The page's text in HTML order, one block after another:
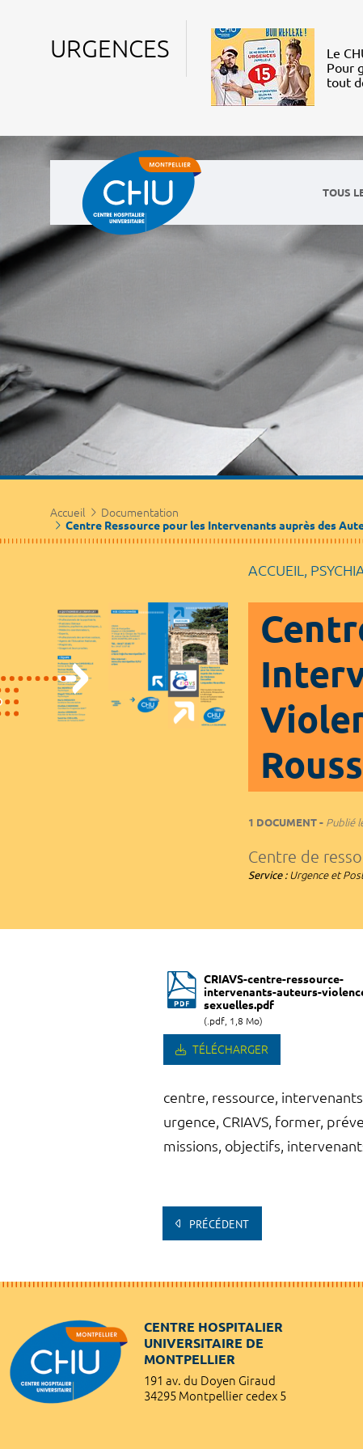
URGENCES
Le
Pour
tout
TOUS
Accueil
Documentation
Centre Ressource pour les Intervenants auprès des
ACCUEIL,
1 DOCUMENT Publié
Centre de
Service : Urgence et
CRIAVS-centre-ressource-
intervenants-auteurs-
sexuelles.pdf
(.pdf, 1,8 Mo)
TÉLÉCHARGER
centre, ressource,
urgence, CRIAVS, former,
missions, objectifs,
PRÉCÉDENT
CENTRE HOSPITALIER
UNIVERSITAIRE DE
MONTPELLIER
191 av. du Doyen Giraud
34295 Montpellier cedex 5